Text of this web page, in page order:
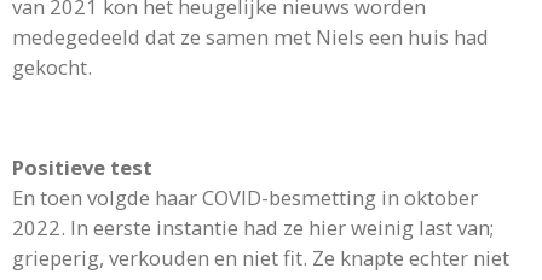
van 2021 kon het heugelijke nieuws worden
medegedeeld dat ze samen met Niels een huis had
gekocht.
Positieve test
En toen volgde haar COVID-besmetting in oktober
2022. In eerste instantie had ze hier weinig last van;
grieperig, verkouden en niet fit. Ze knapte echter niet